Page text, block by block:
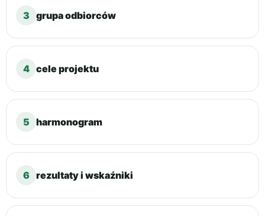
3 grupa odbiorców
4 cele projektu
5 harmonogram
6 rezultaty i wskaźniki